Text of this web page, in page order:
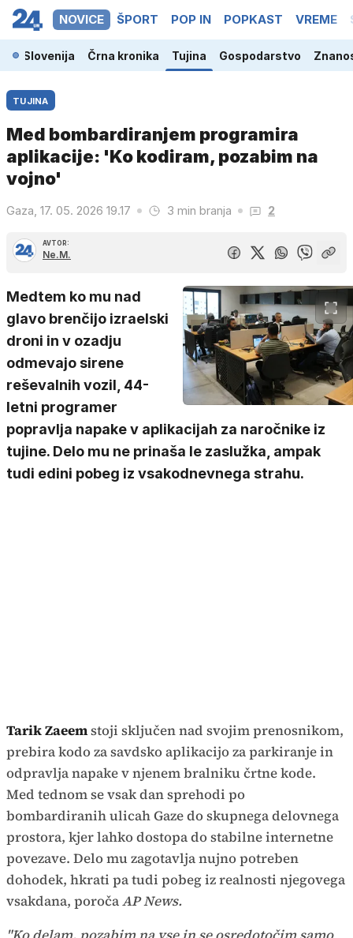
NOVICE ŠPORT POP IN POPKAST VREME
Slovenija Črna kronika Tujina Gospodarstvo
TUJINA
Med bombardiranjem programira
aplikacije: 'Ko kodiram, pozabim na
vojno'
Gaza, 17. 05. 2026 19.17 3 min branja 2
AVTOR:
Ne.M.
Medtem ko mu nad
glavo brenčijo izraelski
droni in v ozadju
odmevajo sirene
reševalnih vozil, 44-
letni programer
popravlja napake v aplikacijah za naročnike iz
tujine. Delo mu ne prinaša le zaslužka, ampak
tudi edini pobeg iz vsakodnevnega strahu.
Tarik Zaeemstoji sključen nad svojim prenosnikom,
prebira kodo za savdsko aplikacijo za parkiranje in
odpravlja napake v njenem bralniku črtne kode.
Med tednom se vsak dan sprehodi po
bombardiranih ulicah Gaze do skupnega delovnega
prostora, kjer lahko dostopa do stabilne internetne
povezave. Delo mu zagotavlja nujno potreben
dohodek, hkrati pa tudi pobeg iz realnosti njegovega
vsakdana, poročaAP News.